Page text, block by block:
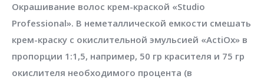
Окрашивание волос крем-краской «Studio
Professional». В неметаллической емкости смешать
крем-краску с окислительной эмульсией «ActiOx» в
пропорции 1:1,5, например, 50 гр красителя и 75 гр
окислителя необходимого процента (в